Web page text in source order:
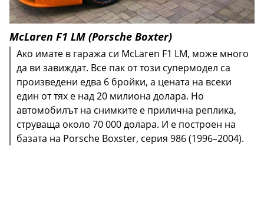
McLaren F1 LM (Porsche Boxter)
Ако имате в гаража си McLaren F1 LM, може много
да ви завиждат. Все пак от този супермодел са
произведени едва 6 бройки, а цената на всеки
един от тях е над 20 милиона долара. Но
автомобилът на снимките е прилична реплика,
струваща около 70 000 долара. И е построен на
базата на Porsche Boxster, серия 986 (1996–2004).